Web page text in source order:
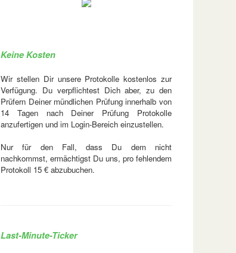
Keine Kosten
Wir stellen Dir unsere Protokolle kostenlos zur
Verfügung. Du verpflichtest Dich aber, zu den
Prüfern Deiner mündlichen Prüfung innerhalb von
14 Tagen nach Deiner Prüfung Protokolle
anzufertigen und im Login-Bereich einzustellen.
Nur für den Fall, dass Du dem nicht
nachkommst, ermächtigst Du uns, pro fehlendem
Protokoll 15 € abzubuchen.
Last-Minute-Ticker